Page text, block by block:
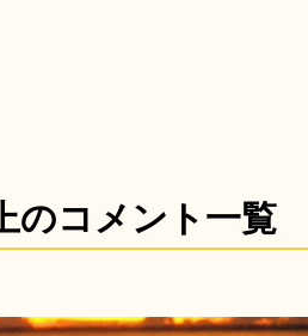
のコメント一覧